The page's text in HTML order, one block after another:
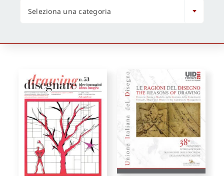
CONSIP / MEPA / ANVUR / CINECA
Autori
Proposte di pubblicazione
Gangemi Editore
Seleziona una categoria